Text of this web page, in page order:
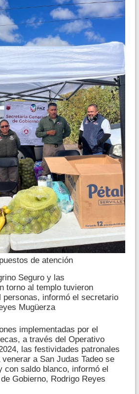
de atención
Seguro y las
torno al templo tuvieron
personas, informó el secretario
Mugüerza
implementadas por el
a través del Operativo
las festividades patronales
a San Judas Tadeo se
con saldo blanco, informó el
Gobierno, Rodrigo Reyes